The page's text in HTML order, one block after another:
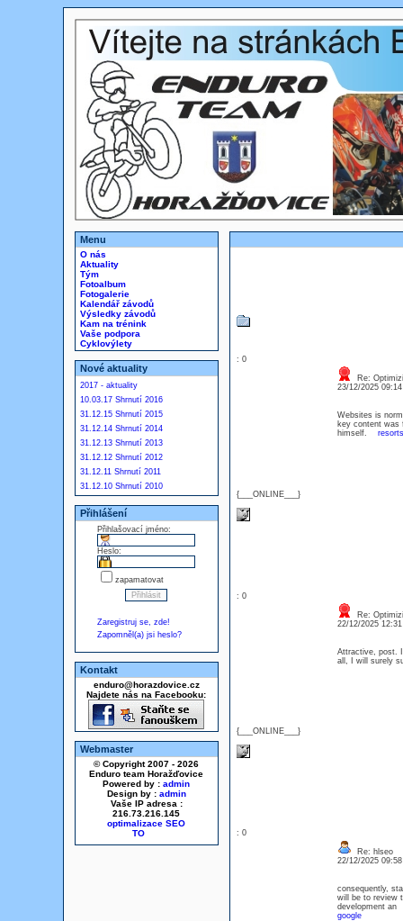
Menu
O nás
Aktuality
Tým
Fotoalbum
Fotogalerie
Kalendář závodů
Výsledky závodů
Kam na trénink
Vaše podpora
Cyklovýlety
Nové aktuality
2017 - aktuality
10.03.17 Shrnutí 2016
31.12.15 Shrnutí 2015
31.12.14 Shrnutí 2014
31.12.13 Shrnutí 2013
31.12.12 Shrnutí 2012
31.12.11 Shrnutí 2011
31.12.10 Shrnutí 2010
Přihlášení
Přihlašovací jméno:
Heslo:
zapamatovat
Zaregistruj se, zde!
Zapomněl(a) jsi heslo?
Kontakt
enduro@horazdovice.cz
Najdete nás na Facebooku:
Webmaster
© Copyright 2007 - 2026
Enduro team Horažďovice
Powered by : admin
Design by : admin
Vaše IP adresa :
216.73.216.145
optimalizace SEO
: 0
{___ONLINE___}
Re:
23/12/2025
Websites is
key content was
himself.
: 0
{___ONLINE___}
Re:
22/12/2025
Attractive, post.
all, I will surely
: 0
Re: hlseo
22/12/2025
consequently,
will be to review
development an
google